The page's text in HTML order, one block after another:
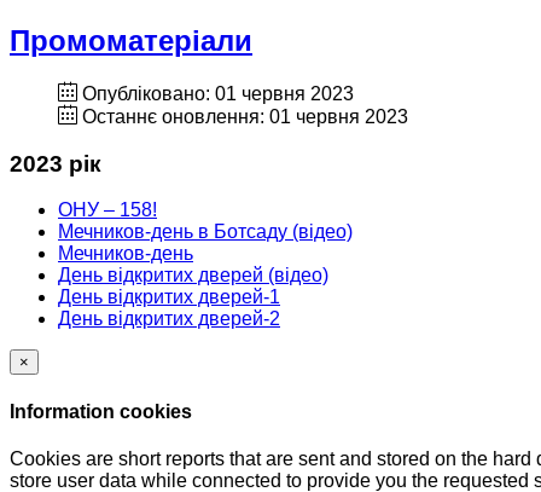
Промоматерiали
Опубліковано: 01 червня 2023
Останнє оновлення: 01 червня 2023
2023 рік
ОНУ – 158!
Мечников-день в Ботсаду (вiдео)
Мечников-день
День вiдкритих дверей (вiдео)
День вiдкритих дверей-1
День вiдкритих дверей-2
×
Information cookies
Cookies are short reports that are sent and stored on the
store user data while connected to provide you the